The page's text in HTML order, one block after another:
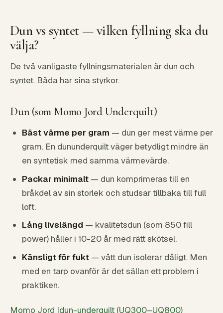
Dun vs syntet — vilken fyllning ska du
välja?
De två vanligaste fyllningsmaterialen är dun och
syntet. Båda har sina styrkor.
Dun (som Momo Jord Underquilt)
Bäst värme per gram — dun ger mest värme per
gram. En dununderquilt väger betydligt mindre än
en syntetisk med samma värmevärde.
Packar minimalt— dun komprimeras till en
bråkdel av sin storlek och studsar tillbaka till full
loft.
Lång livslängd — kvalitetsdun (som 850 fill
power) håller i 10-20 år med rätt skötsel.
Känsligt för fukt— vått dun isolerar dåligt. Men
med en tarp ovanför är det sällan ett problem i
praktiken.
Momo Jord Idun-underquilt (UQ300–UQ800)